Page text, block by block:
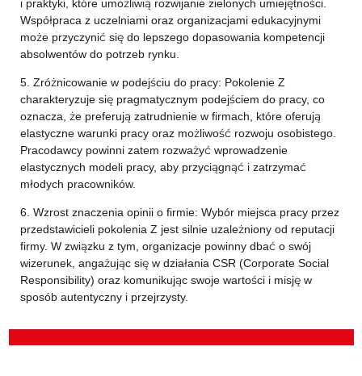
i praktyki, które umożliwią rozwijanie zielonych umiejętności.
Współpraca z uczelniami oraz organizacjami edukacyjnymi
może przyczynić się do lepszego dopasowania kompetencji
absolwentów do potrzeb rynku.
5. Zróżnicowanie w podejściu do pracy: Pokolenie Z
charakteryzuje się pragmatycznym podejściem do pracy, co
oznacza, że preferują zatrudnienie w firmach, które oferują
elastyczne warunki pracy oraz możliwość rozwoju osobistego.
Pracodawcy powinni zatem rozważyć wprowadzenie
elastycznych modeli pracy, aby przyciągnąć i zatrzymać
młodych pracowników.
6. Wzrost znaczenia opinii o firmie: Wybór miejsca pracy przez
przedstawicieli pokolenia Z jest silnie uzależniony od reputacji
firmy. W związku z tym, organizacje powinny dbać o swój
wizerunek, angażując się w działania CSR (Corporate Social
Responsibility) oraz komunikując swoje wartości i misję w
sposób autentyczny i przejrzysty.